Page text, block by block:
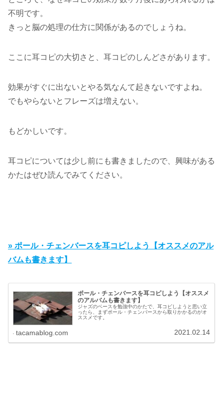
不明です。
きっと脳の処理の仕方に関係があるのでしょうね。
ここに耳コピの大切さと、耳コピのしんどさがあります。
効果がすぐに出ないとやる気なんて起きないですよね。
でもやらないとフレーズは増えない。
もどかしいです。
耳コピについては少し前にも書きましたので、興味がある
かたはぜひ読んでみてください。
» ポール・チェンバースを耳コピしよう【オススメのアル
バムも書きます】
ポール・チェンバースを耳コピしよう【オススメ
のアルバムも書きます】
ジャズのベースを勉強中のかたで、耳コピしようと思い立
ったら、まずポール・チェンバースから取りかかるのがオ
ススメです。
tacamablog.com 2021.02.14